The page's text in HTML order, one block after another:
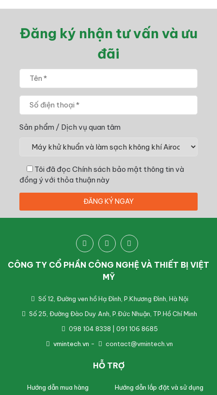
Đăng ký nhận tư vấn và ưu
đãi
Sản phẩm / Dịch vụ quan tâm
Tôi đã đọc Chính sách bảo mật thông tin và
đồng ý với thỏa thuận này
CÔNG TY CỔ PHẦN CÔNG NGHỆ VÀ THIẾT BỊ VIỆT
MỸ
Số 12, Đường ven hồ Hạ Đình, P.Khương Đình, Hà Nội
Số 25, Đường Đào Duy Anh, P.Đức Nhuận, TP.Hồ Chí Minh
098 104 8338 | 091 106 8685
vmintech.vn - contact@vmintech.vn
HỖ TRỢ
Hướng dẫn mua hàng Hướng dẫn lắp đặt và sử dụng